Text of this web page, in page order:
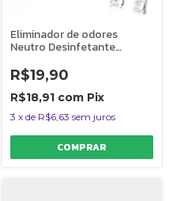
Eliminador de odores
Neutro Desinfetante
Rende 2L
R$19,90
R$18,91 com Pix
3 x de R$6,63 sem juros